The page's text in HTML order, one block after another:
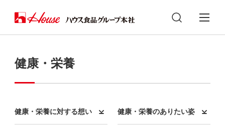
健康・栄養
健康・栄養に対する想い 健康・栄養のありたい姿